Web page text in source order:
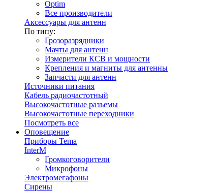
Optim
Все производители
Аксессуары для антенн
По типу:
Грозоразрядники
Мачты для антенн
Измерители КСВ и мощности
Крепления и магниты для антенны
Запчасти для антенн
Источники питания
Кабель радиочастотный
Высокочастотные разъемы
Высокочастотные переходники
Посмотреть все
Оповещение
Приборы Tema
InterM
Громкоговорители
Микрофоны
Электромегафоны
Сирены